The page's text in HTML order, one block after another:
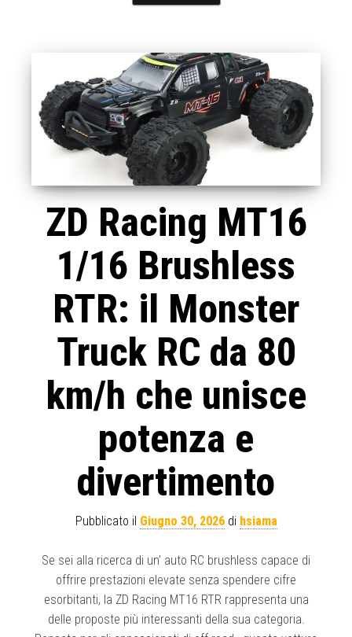
ZD Racing MT16
1/16 Brushless
RTR: il Monster
Truck RC da 80
km/h che unisce
potenza e
divertimento
Pubblicato il Giugno 30, 2026di hsiama
Se sei alla ricerca di un’ auto RC brushless capace di
offrire prestazioni elevate senza spendere cifre
esorbitanti, la ZD Racing MT16 RTR rappresenta una
delle proposte più interessanti della sua categoria.